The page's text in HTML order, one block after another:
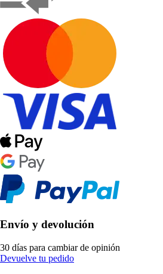
Envío y devolución
30 días para cambiar de opinión
Devuelve tu pedido